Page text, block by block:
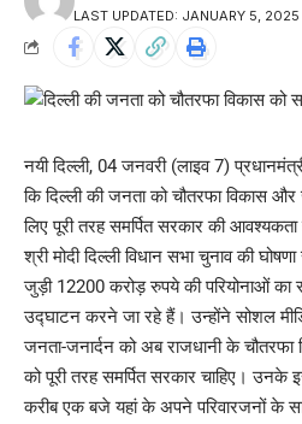
LAST UPDATED: JANUARY 5,
नयी दिल्ली, 04 जनवरी (लाइव 7)
कि दिल्ली की जनता को चौतरफा विकास
लिए पूरी तरह समर्पित सरकार की आवश्यकता
श्री मोदी दिल्ली विधान सभा चुनाव की
जुड़ी 12200 करोड़ रुपये की परियोनाओं का
उद्घाटन करने जा रहे हैं। उन्होंने सोशल
जनता-जनार्दन को अब राजधानी के
को पूरी तरह समर्पित सरकार चाहिए।
करीब एक बजे यहां के अपने परिवारजनों के